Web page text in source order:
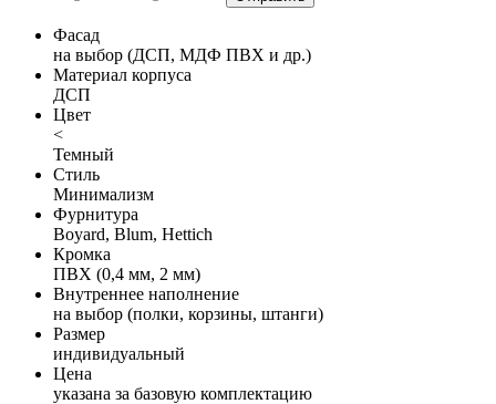
Фасад
на выбор (ДСП, МДФ ПВХ и др.)
Материал корпуса
ДСП
Цвет
<
Темный
Стиль
Минимализм
Фурнитура
Boyard, Blum, Hettich
Кромка
ПВХ (0,4 мм, 2 мм)
Внутреннее наполнение
на выбор (полки, корзины, штанги)
Размер
индивидуальный
Цена
указана за базовую комплектацию